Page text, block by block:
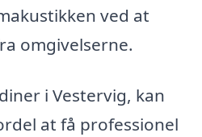
ved at
omgivelserne.
i Vestervig, kan
at få professionel